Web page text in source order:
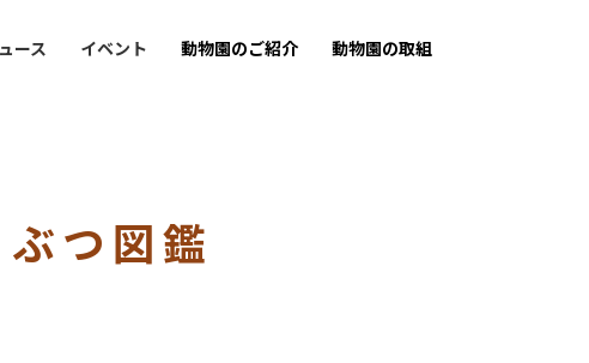
ース イベント 動物園のご紹介 動物園の取組
つ図鑑